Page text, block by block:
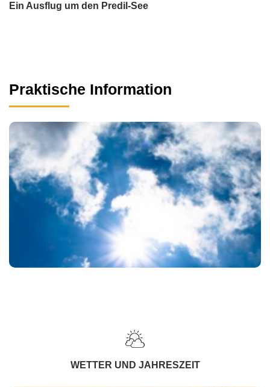
Ein Ausflug um den Predil-See
Praktische Information
WETTER UND JAHRESZEIT